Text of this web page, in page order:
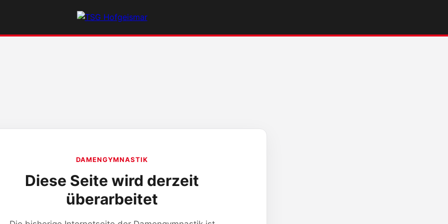
DAMENGYMNASTIK
Diese Seite wird derzeit
überarbeitet